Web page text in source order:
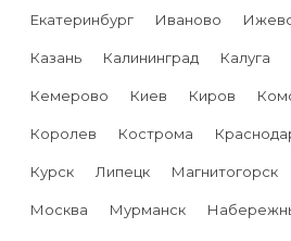
Екатеринбург Иваново
Казань Калининград Калуга
Кемерово Киев Киров
Королев Кострома
Курск Липецк Магнитогорск
Москва Мурманск